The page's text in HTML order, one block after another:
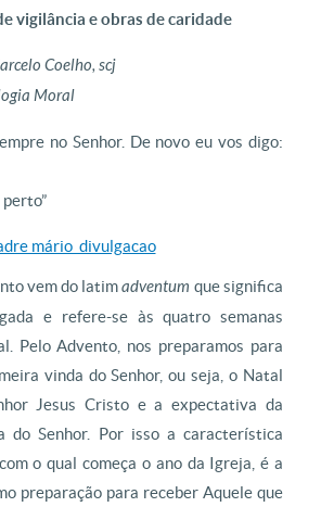
vigilância e obras de caridade
Coelho, scj
Moral
no Senhor. De novo eu vos digo:
vem do latimadventum que significa
e refere-se às quatro semanas
Pelo Advento, nos preparamos para
vinda do Senhor, ou seja, o Natal
Jesus Cristo e a expectativa da
do Senhor. Por isso a característica
o qual começa o ano da Igreja, é a
preparação para receber Aquele que